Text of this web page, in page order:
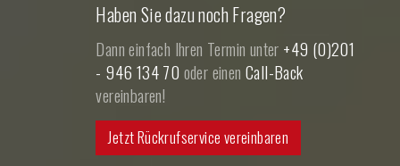
Haben Sie dazu noch Fragen?
Dann einfach Ihren Termin unter +49 (0)201
- 946 134 70 oder einen Call-Back
vereinbaren!
Jetzt Rückrufservice vereinbaren